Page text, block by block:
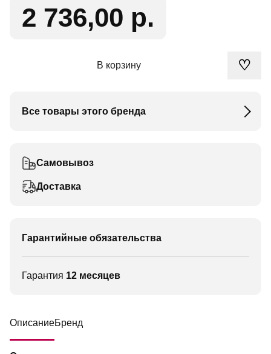
2 736,00 р.
В корзину ♡
Все товары этого бренда
Самовывоз
Доставка
Гарантийные обязательства
Гарантия 12 месяцев
ОписаниеБренд